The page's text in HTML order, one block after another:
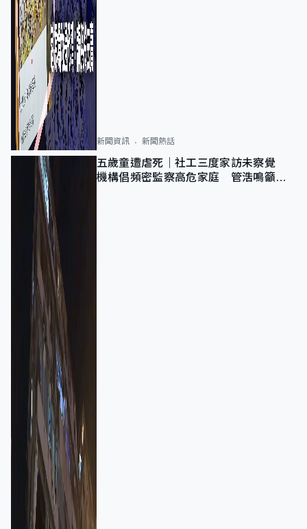
新聞資訊 新聞熱話
五歲童遭虐死｜社工三度家訪未察覺
機構倡頻密監察高危家庭 管浩鳴籲加